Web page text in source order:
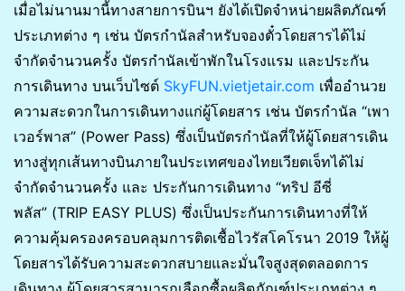
เมื่อไม่นานมานี้ทางสายการบินฯ ยังได้เปิดจำหน่ายผลิตภัณฑ์
ประเภทต่าง ๆ เช่น บัตรกำนัลสำหรับจองตั๋วโดยสารได้ไม่
จำกัดจำนวนครั้ง บัตรกำนัลเข้าพักในโรงแรม และประกัน
การเดินทาง บนเว็บไซต์ SkyFUN.vietjetair.com เพื่ออำนวย
ความสะดวกในการเดินทางแก่ผู้โดยสาร เช่น บัตรกำนัล “เพา
เวอร์พาส” (Power Pass) ซึ่งเป็นบัตรกำนัลที่ให้ผู้โดยสารเดิน
ทางสู่ทุกเส้นทางบินภายในประเทศของไทยเวียตเจ็ทได้ไม่
จำกัดจำนวนครั้ง และ ประกันการเดินทาง “ทริป อีซี่
พลัส” (TRIP EASY PLUS) ซึ่งเป็นประกันการเดินทางที่ให้
ความคุ้มครองครอบคลุมการติดเชื้อไวรัสโคโรนา 2019 ให้ผู้
โดยสารได้รับความสะดวกสบายและมั่นใจสูงสุดตลอดการ